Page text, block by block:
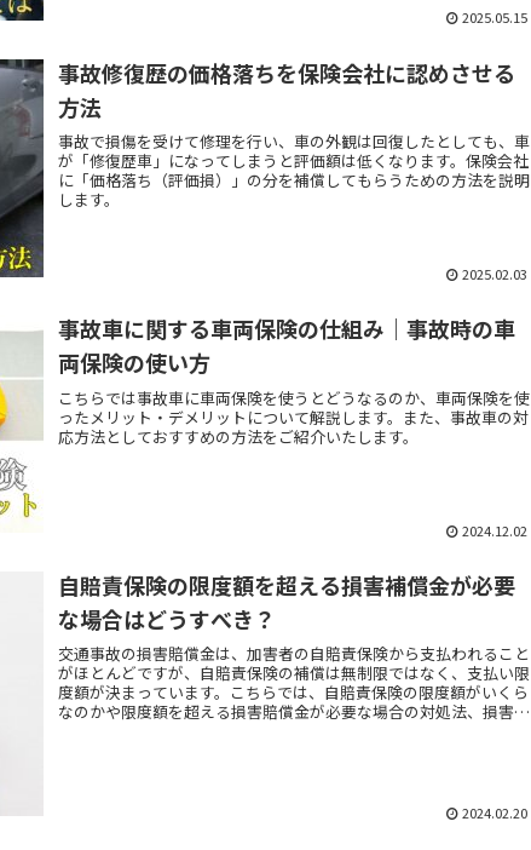
2025.05.15
事故修復歴の価格落ちを保険会社に認めさせる
方法
事故で損傷を受けて修理を行い、車の外観は回復したとしても、車
が「修復歴車」になってしまうと評価額は低くなります。保険会社
に「価格落ち（評価損）」の分を補償してもらうための方法を説明
します。
2025.02.03
事故車に関する車両保険の仕組み｜事故時の車
両保険の使い方
こちらでは事故車に車両保険を使うとどうなるのか、車両保険を使
ったメリット・デメリットについて解説します。また、事故車の対
応方法としておすすめの方法をご紹介いたします。
2024.12.02
自賠責保険の限度額を超える損害補償金が必要
な場合はどうすべき？
交通事故の損害賠償金は、加害者の自賠責保険から支払われること
がほとんどですが、自賠責保険の補償は無制限ではなく、支払い限
度額が決まっています。こちらでは、自賠責保険の限度額がいくら
なのかや限度額を超える損害賠償金が必要な場合の対処法、損害賠
2024.02.20